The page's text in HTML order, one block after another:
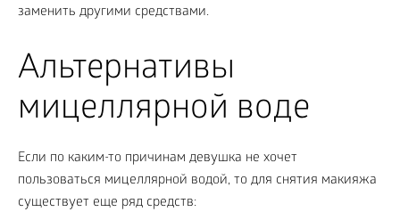
заменить другими средствами.
Альтернативы
мицеллярной воде
Если по каким-то причинам девушка не хочет
пользоваться мицеллярной водой, то для снятия макияжа
существует еще ряд средств: